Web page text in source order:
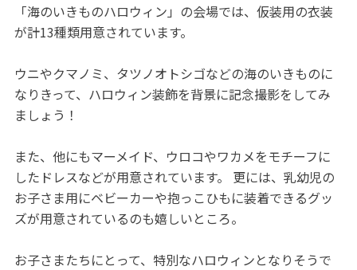
「海のいきものハロウィン」の会場では、仮装用の衣装
が計13種類用意されています。
ウニやクマノミ、タツノオトシゴなどの海のいきものに
なりきって、ハロウィン装飾を背景に記念撮影をしてみ
ましょう！
また、他にもマーメイド、ウロコやワカメをモチーフに
したドレスなどが用意されています。 更には、乳幼児の
お子さま用にベビーカーや抱っこひもに装着できるグッ
ズが用意されているのも嬉しいところ。
お子さまたちにとって、特別なハロウィンとなりそうで